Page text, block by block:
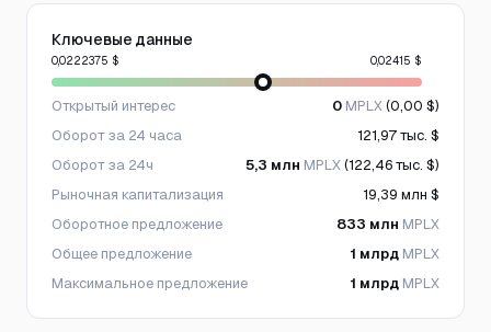
Ключевые данные
0,0222375 $ 0,02415 $
Открытый интерес 0 MPLX(0,00 $)
Оборот за 24 часа
121,97 тыс. $
Оборот за 24ч
5,3 млн MPLX(122,46 тыс. $)
Рыночная капитализация
19,39 млн $
Оборотное предложение
833 млн MPLX
Общее предложение
1 млрд MPLX
Максимальное предложение
1 млрд MPLX